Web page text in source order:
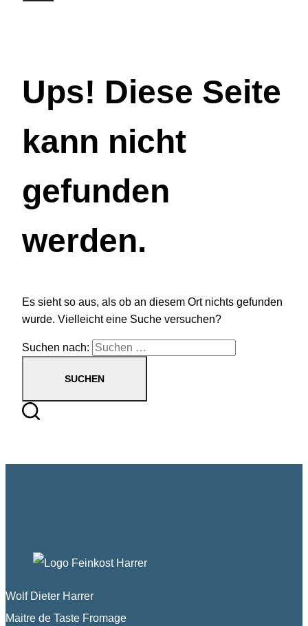
Ups! Diese Seite
kann nicht
gefunden
werden.
Es sieht so aus, als ob an diesem Ort nichts gefunden
wurde. Vielleicht eine Suche versuchen?
Suchen nach:
Wolf Dieter Harrer
Maitre de Taste Fromage